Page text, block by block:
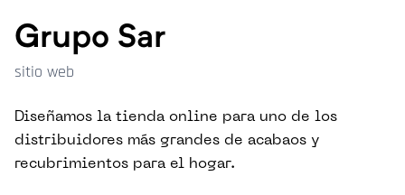
Grupo Sar
sitio web
Diseñamos la tienda online para uno de los
distribuidores más grandes de acabaos y
recubrimientos para el hogar.